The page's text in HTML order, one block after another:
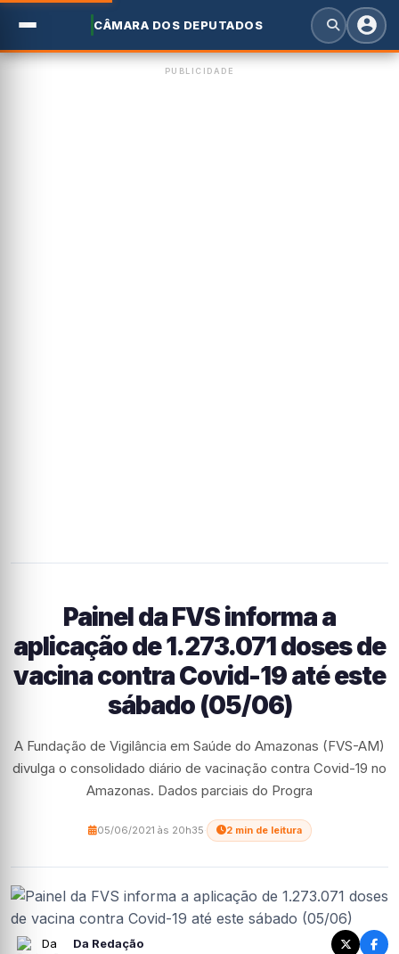
CÂMARA DOS DEPUTADOS
PUBLICIDADE
Painel da FVS informa a
aplicação de 1.273.071 doses de
vacina contra Covid-19 até este
sábado (05/06)
A Fundação de Vigilância em Saúde do Amazonas (FVS-AM)
divulga o consolidado diário de vacinação contra Covid-19 no
Amazonas. Dados parciais do Progra
05/06/2021 às 20h35 2 min de leitura
Da Redação